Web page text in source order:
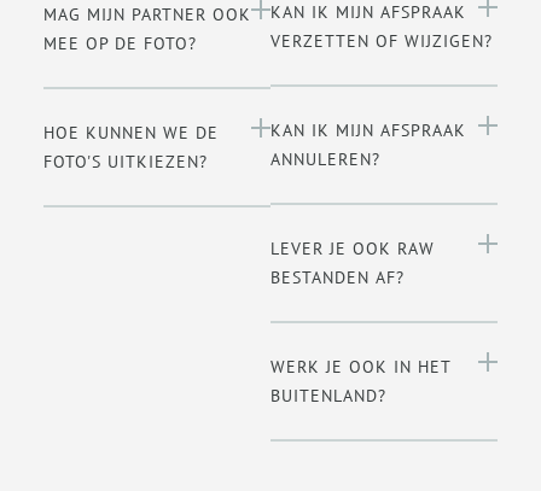
MAG MIJN PARTNER OOK
MEE OP DE FOTO?
HOE KUNNEN WE DE
FOTO'S UITKIEZEN?
KAN IK MIJN AFSPRAAK
VERZETTEN OF WIJZIGEN?
KAN IK MIJN AFSPRAAK
ANNULEREN?
LEVER JE OOK RAW
BESTANDEN AF?
WERK JE OOK IN HET
BUITENLAND?